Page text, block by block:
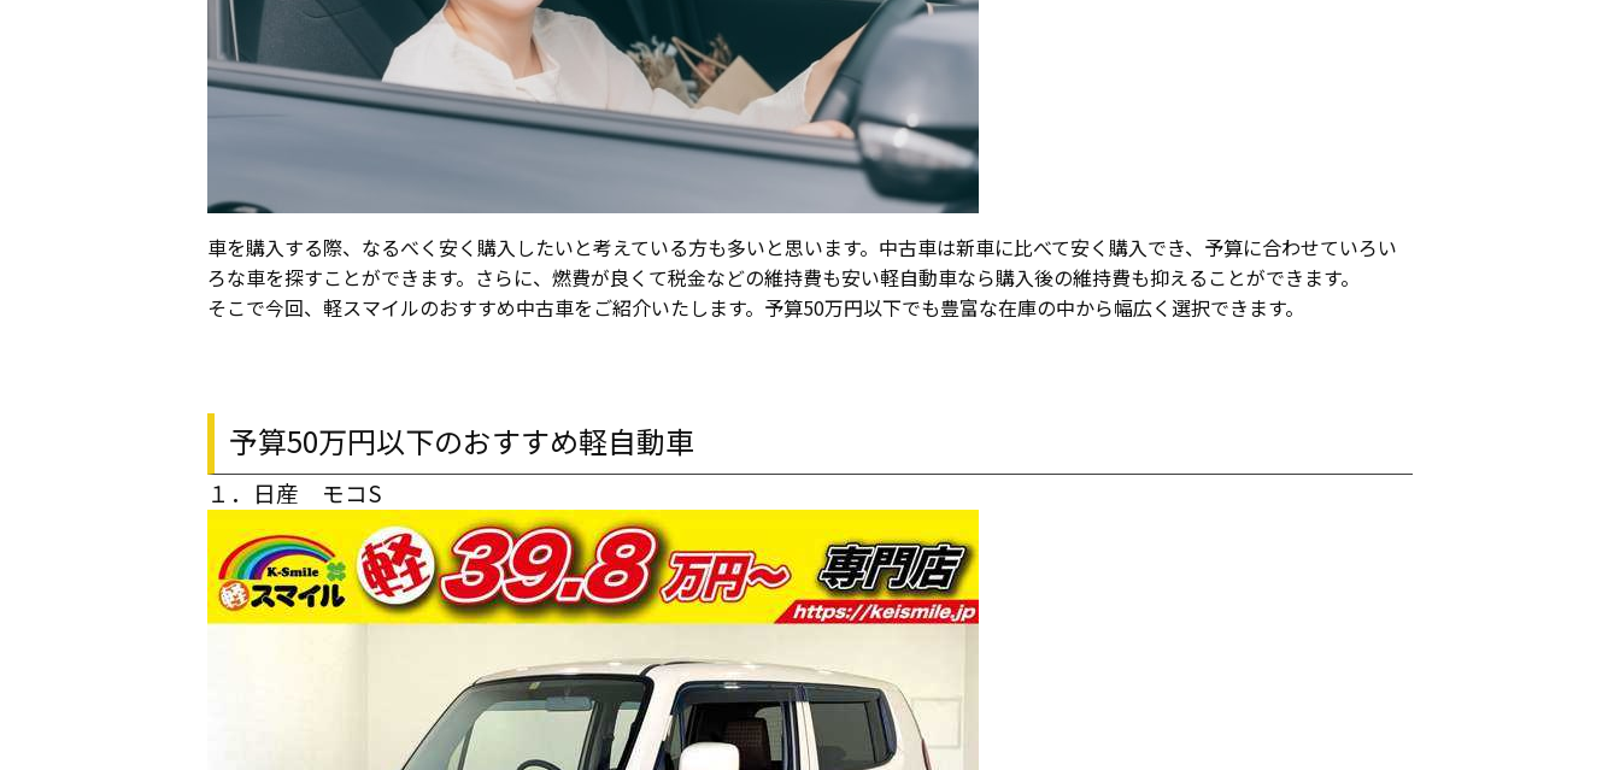
車を購入する際、なるべく安く購入したいと考えている方も多いと思います。中古車は新車に比べて安く購入でき、予算に合わせていろい
ろな車を探すことができます。さらに、燃費が良くて税金などの維持費も安い軽自動車なら購入後の維持費も抑えることができます。
そこで今回、軽スマイルのおすすめ中古車をご紹介いたします。予算50万円以下でも豊富な在庫の中から幅広く選択できます。
予算50万円以下のおすすめ軽自動車
１．日産 モコS